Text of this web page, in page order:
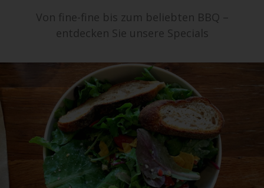
Von fine-fine bis zum beliebten BBQ –
entdecken Sie unsere Specials